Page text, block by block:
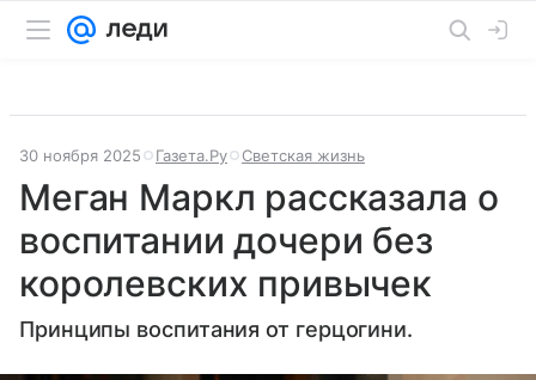
30 ноября 2025 Газета.Ру Светская жизнь
Меган Маркл рассказала о
воспитании дочери без
королевских привычек
Принципы воспитания от герцогини.